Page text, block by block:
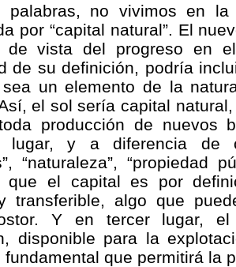
palabras, no vivimos en
por “capital natural”. El
de vista del progreso en
de su definición, podría
un elemento de la
el sol sería capital
producción de nuevos
lugar, y a diferencia de
“naturaleza”, “propiedad
que el capital es por
transferible, algo que
Y en tercer lugar,
disponible para la
fundamental que permitirá la